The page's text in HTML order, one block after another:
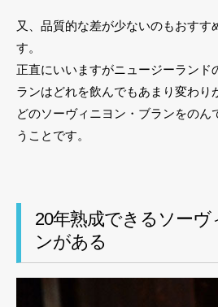
又、品質的な差が少ないのもおすす
す。
正直にいいますがニュージーランド
ランはどれを飲んでもあまり変わり
どのソーヴィニヨン・ブランをのん
うことです。
20年熟成できるソーヴ
ンがある